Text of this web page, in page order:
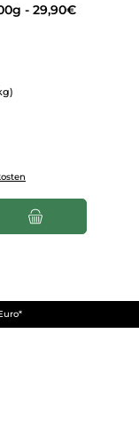
- 29,90€
ein oder benutze die